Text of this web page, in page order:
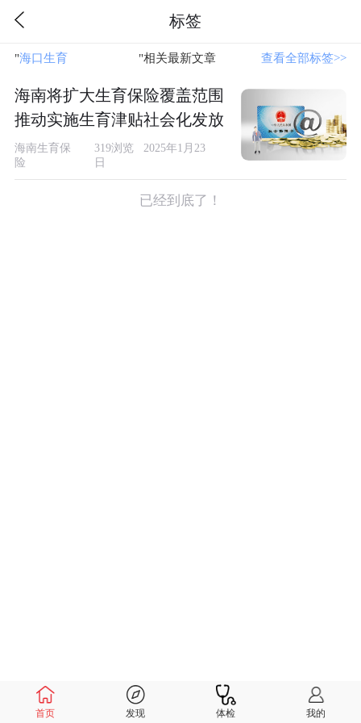
标签
"海口生育 "相关最新文章 查看全部标签>>
海南将扩大生育保险覆盖范围
推动实施生育津贴社会化发放
海南生育保
险
319浏览 2025年1月23
日
已经到底了！
首页 发现 体检 我的